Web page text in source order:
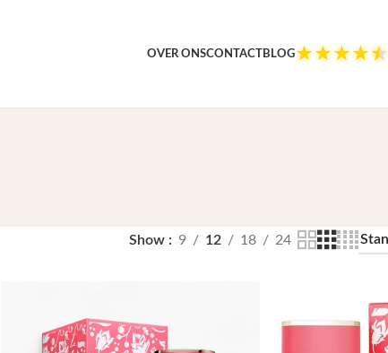
OVER ONSCONTACTBLOG★★★★★
Show 9 12 18 24